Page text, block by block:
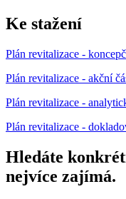
Ke stažení
Plán revitalizace -
Plán revitalizace - akční
Plán revitalizace -
Plán revitalizace -
Hledáte
nejvíce zajímá.